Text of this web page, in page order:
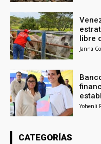
libre
Janna
Yohenli
CATEGORÍAS